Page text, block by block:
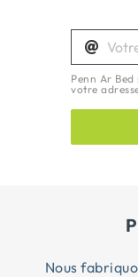
Penn Ar
votre
Nous